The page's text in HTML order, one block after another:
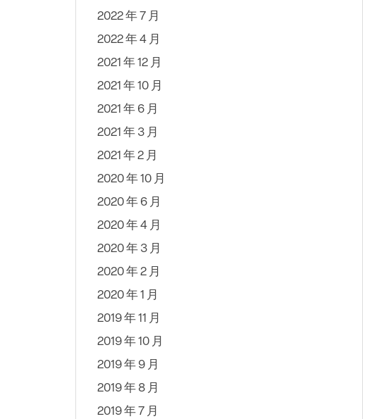
2022 年 7 月
2022 年 4 月
2021 年 12 月
2021 年 10 月
2021 年 6 月
2021 年 3 月
2021 年 2 月
2020 年 10 月
2020 年 6 月
2020 年 4 月
2020 年 3 月
2020 年 2 月
2020 年 1 月
2019 年 11 月
2019 年 10 月
2019 年 9 月
2019 年 8 月
2019 年 7 月